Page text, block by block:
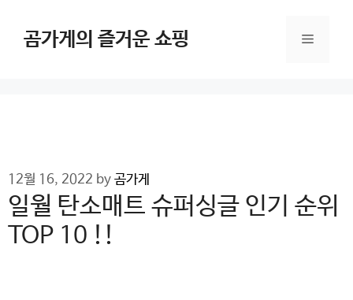
content곰가게의 즐거운 쇼핑 Menu
12월 16, 2022 by 곰가게
일월 탄소매트 슈퍼싱글 인기 순위
TOP 10 !!